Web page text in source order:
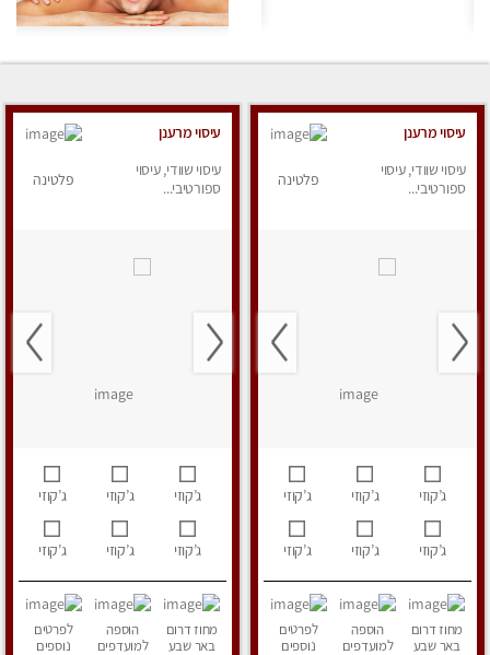
עיסוי מרענן
עיסוי שוודי, עיסוי
ספורטיבי...
פלטינה
ג’קוזי ג’קוזי ג’קוזי
ג’קוזי ג’קוזי ג’קוזי
מחוז דרום
באר שבע
הוספה
למועדפים
לפרטים
נוספים
עיסוי מרענן
עיסוי שוודי, עיסוי
ספורטיבי...
פלטינה
ג’קוזי ג’קוזי ג’קוזי
ג’קוזי ג’קוזי ג’קוזי
מחוז דרום
באר שבע
הוספה
למועדפים
לפרטים
נוספים